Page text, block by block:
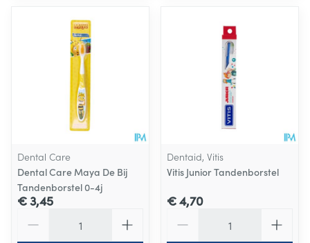
Dental Care
Dental Care Maya De Bij
Tandenborstel 0-4j
€ 3,45
Dentaid, Vitis
Vitis Junior Tandenborstel
€ 4,70